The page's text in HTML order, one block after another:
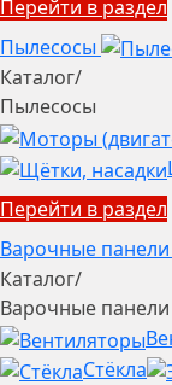
Перейти в раздел
Пылесосы
Каталог/
Пылесосы
Перейти в раздел
Варочные панели
Каталог/
Варочные панели
Стёкла